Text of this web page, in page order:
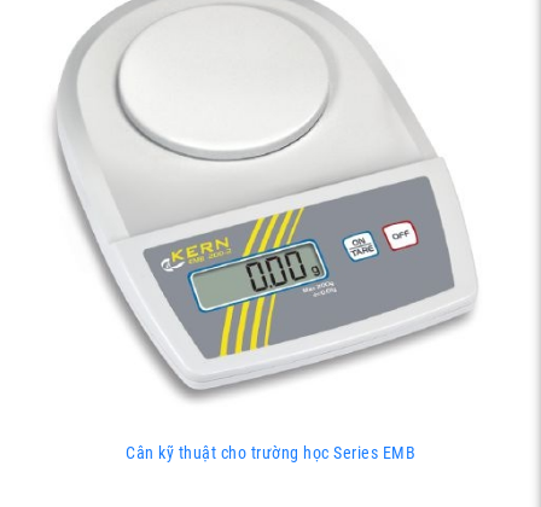
Cân kỹ thuật cho trường học Series EMB